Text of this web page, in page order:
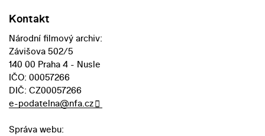
Kontakt
Národní filmový archiv:
Závišova 502/5
140 00 Praha 4 - Nusle
IČO: 00057266
DIČ: CZ00057266
e-podatelna@nfa.cz
Správa webu: